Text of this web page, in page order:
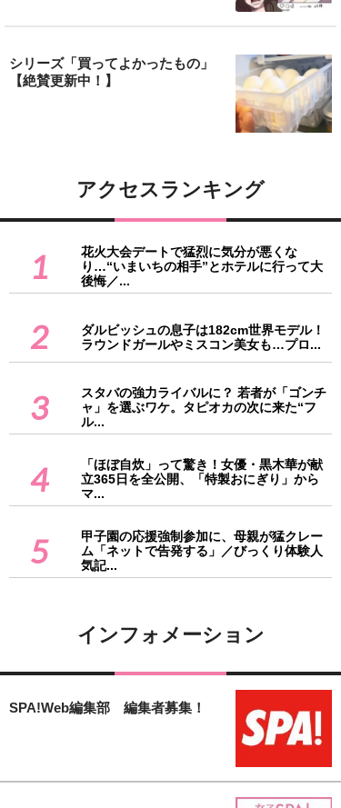
シリーズ「買ってよかったもの」
【絶賛更新中！】
アクセスランキング
1
花火大会デートで猛烈に気分が悪くな
り…“いまいちの相手”とホテルに行って大
後悔／...
2
ダルビッシュの息子は182cm世界モデル！
ラウンドガールやミスコン美女も…プロ...
3
スタバの強力ライバルに？ 若者が「ゴンチ
ャ」を選ぶワケ。タピオカの次に来た“フ
ル...
4
「ほぼ自炊」って驚き！女優・黒木華が献
立365日を全公開、「特製おにぎり」から
マ...
5
甲子園の応援強制参加に、母親が猛クレー
ム「ネットで告発する」／びっくり体験人
気記...
インフォメーション
SPA!Web編集部 編集者募集！